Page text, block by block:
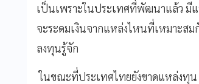
เป็นเพราะในประเทศที่พัฒนาแล้ว มี
จะระดมเงินจากแหล่งไหนที่เหมาะสม
ลงทุนรู้จัก
ในขณะที่ประเทศไทยยังขาดแหล่งทุ